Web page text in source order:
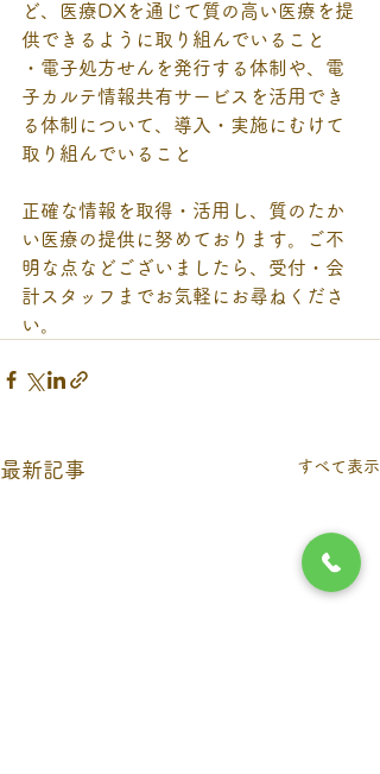
ど、医療DXを通じて質の高い医療を提
供できるように取り組んでいること
・電子処方せんを発行する体制や、電
子カルテ情報共有サービスを活用でき
る体制について、導入・実施にむけて
取り組んでいること
正確な情報を取得・活用し、質のたか
い医療の提供に努めております。ご不
明な点などございましたら、受付・会
計スタッフまでお気軽にお尋ねくださ
い。
最新記事 すべて表示